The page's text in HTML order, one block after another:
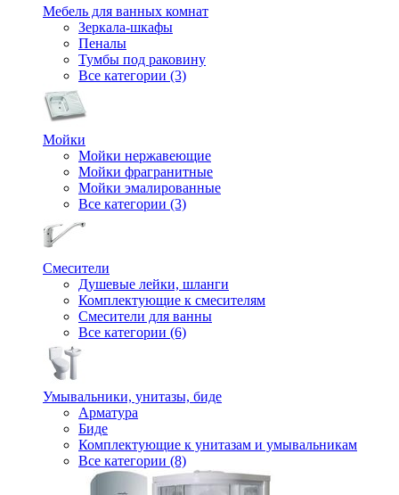
Мебель для ванных комнат
Зеркала-шкафы
Пеналы
Тумбы под раковину
Все категории (3)
Мойки
Мойки нержавеющие
Мойки фрагранитные
Мойки эмалированные
Все категории (3)
Смесители
Душевые лейки, шланги
Комплектующие к смесителям
Смесители для ванны
Все категории (6)
Умывальники, унитазы, биде
Арматура
Биде
Комплектующие к унитазам и умывальникам
Все категории (8)